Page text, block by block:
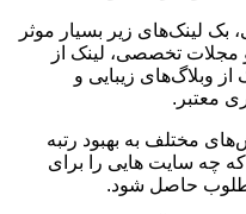
بک لینک‌های زیر بسیار موثر
تخصصی، لینک از
وبلاگ‌های زیبایی و
معتبر.
مختلف به بهبود رتبه
چه سایت هایی را برای
مطلوب حاصل شود.